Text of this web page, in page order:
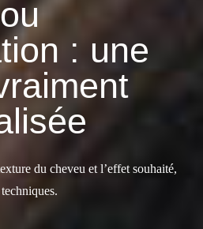
: une
du cheveu et l’effet souhaité,